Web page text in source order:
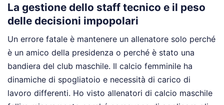
La gestione dello staff tecnico e il peso
delle decisioni impopolari
Un errore fatale è mantenere un allenatore solo perché
è un amico della presidenza o perché è stato una
bandiera del club maschile. Il calcio femminile ha
dinamiche di spogliatoio e necessità di carico di
lavoro differenti. Ho visto allenatori di calcio maschile